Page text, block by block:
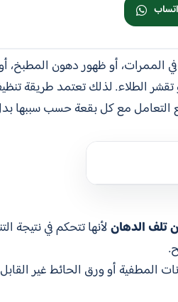
في الممرات، أو ظهور دهون
تقشر الطلاء. لذلك تعتمد طريقة
التعامل مع كل بقعة حسب سببها
تلف الدهانلأنها تتحكم في نتيجة
المطفية أو ورق الحائط غير